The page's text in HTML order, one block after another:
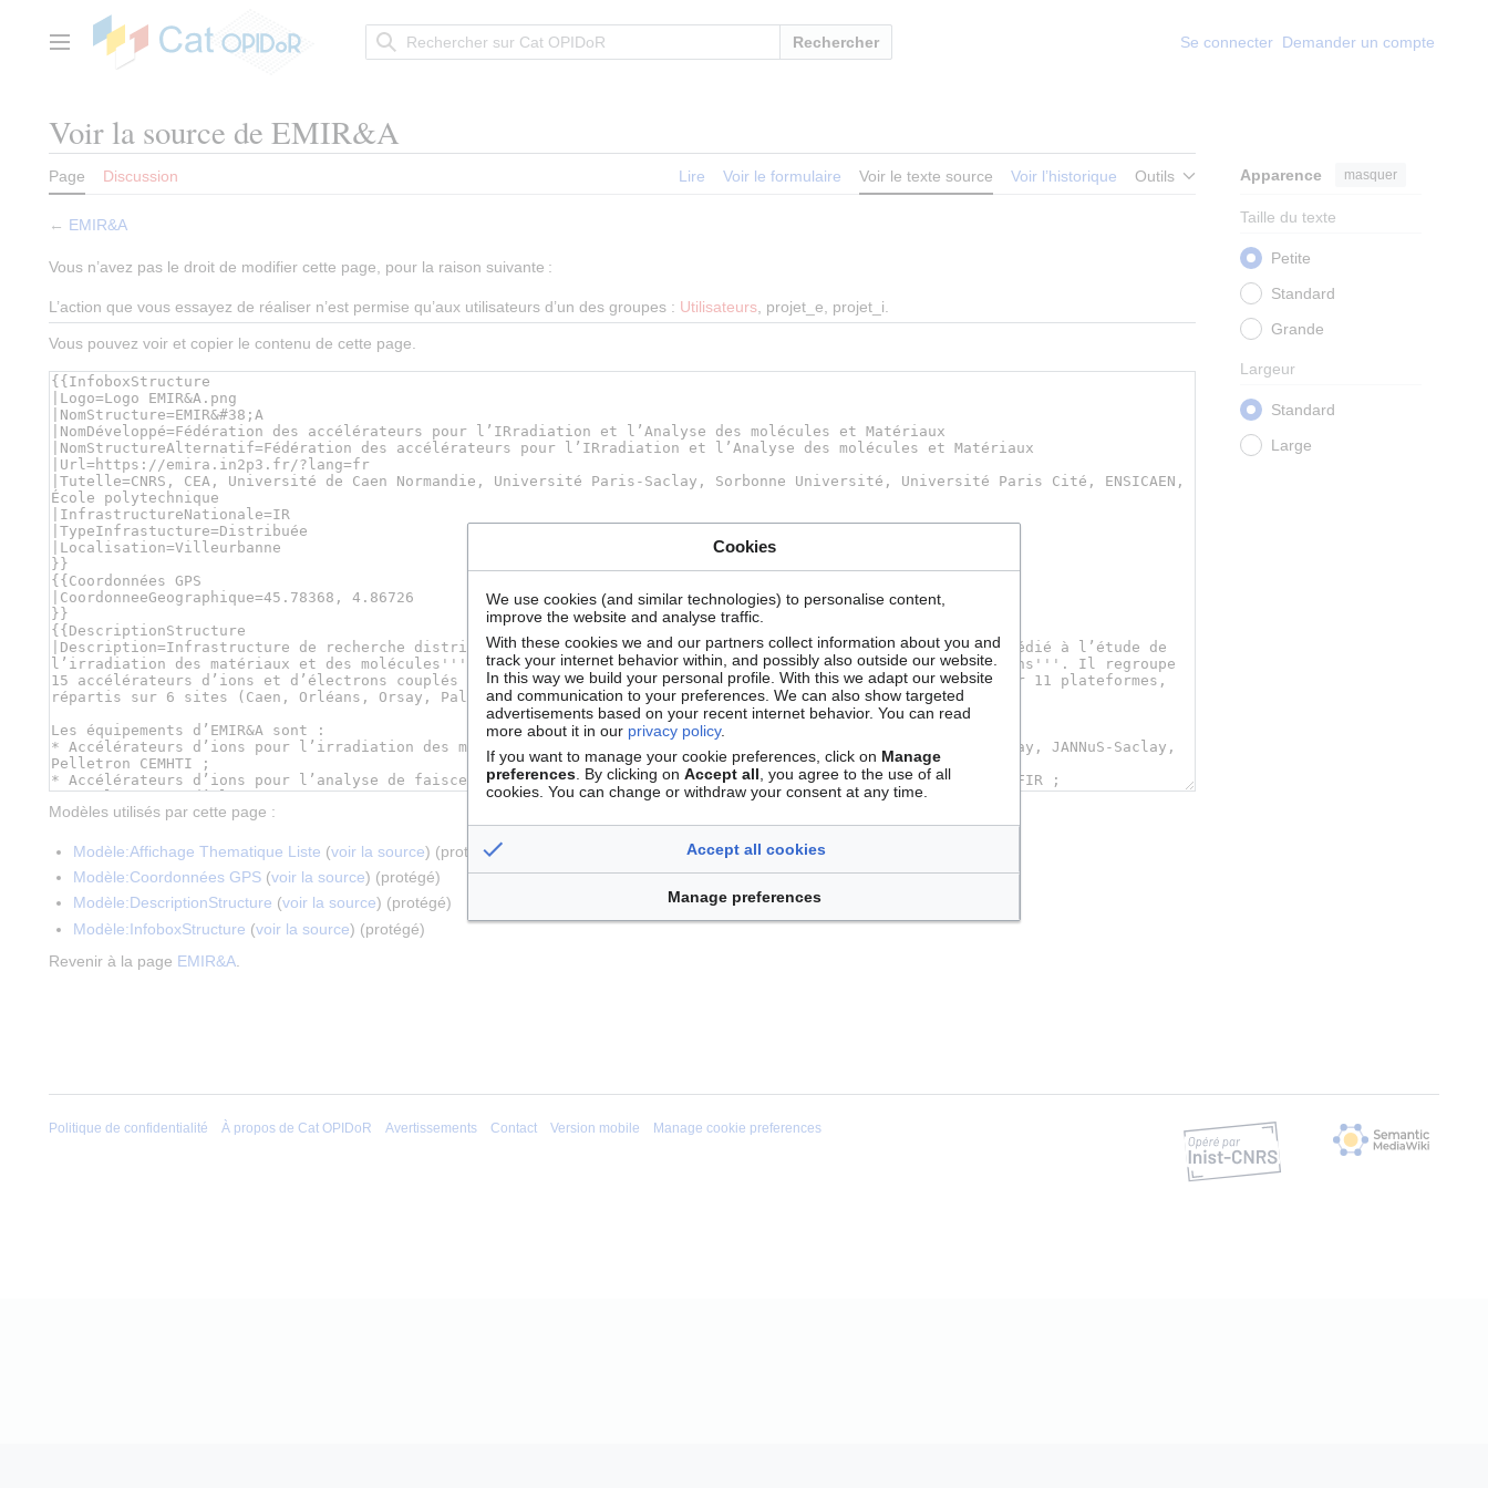
contenuMenu principal Rechercher Se connecter Demander un compte
Voir la source de EMIR&A
Page Discussion Lire Voir le formulaire Voir le texte source Voir l’historique Outils Apparence masquer
Taille du texte
Petite
Standard
Grande
Largeur
Standard
Large
← EMIR&A
Vous n’avez pas le droit de modifier cette page, pour la raison suivante :
L’action que vous essayez de réaliser n’est permise qu’aux utilisateurs d’un des groupes : Utilisateurs , projet_e, projet_i.
Vous pouvez voir et copier le contenu de cette page.
Modèles utilisés par cette page :
Modèle:Affichage Thematique Liste (voir la source) (protégé)
Modèle:Coordonnées GPS (voir la source) (protégé)
Modèle:DescriptionStructure (voir la source) (protégé)
Modèle:InfoboxStructure (voir la source) (protégé)
Revenir à la page EMIR&A
Politique de confidentialité À propos de Cat OPIDoR Avertissements Contact Version mobile Manage cookie preferences
Cookies
We use cookies (and similar technologies) to personalise content,
improve the website and analyse traffic.
With these cookies we and our partners collect information about you and
track your internet behavior within, and possibly also outside our website.
In this way we build your personal profile. With this we adapt our website
and communication to your preferences. We can also show targeted
advertisements based on your recent internet behavior. You can read
more about it in our privacy policy.
If you want to manage your cookie preferences, click on Manage
preferences . By clicking on Accept all , you agree to the use of all
cookies. You can change or withdraw your consent at any time.
Accept all cookies
Manage preferences